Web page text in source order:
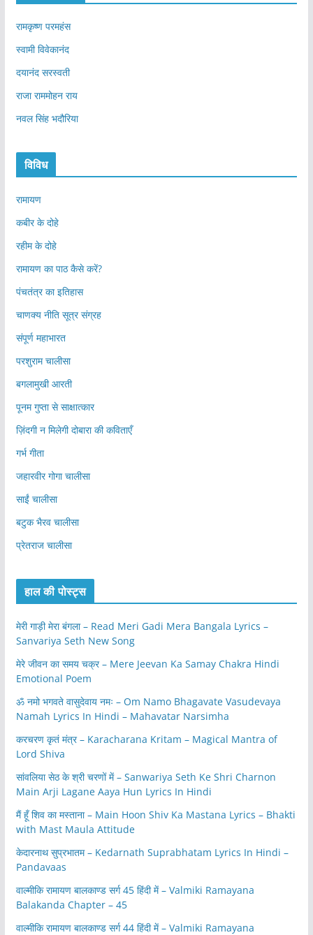
रामकृष्ण परमहंस
स्वामी विवेकानंद
दयानंद सरस्वती
राजा राममोहन राय
नवल सिंह भदौरिया
विविध
रामायण
कबीर के दोहे
रहीम के दोहे
रामायण का पाठ कैसे करें?
पंचतंत्र का इतिहास
चाणक्य नीति सूत्र संग्रह
संपूर्ण महाभारत
परशुराम चालीसा
बगलामुखी आरती
पूनम गुप्ता से साक्षात्कार
ज़िंदगी न मिलेगी दोबारा की कविताएँ
गर्भ गीता
जहारवीर गोगा चालीसा
साईं चालीसा
बटुक भैरव चालीसा
प्रेतराज चालीसा
हाल की पोस्ट्स
मेरी गाड़ी मेरा बंगला – Read Meri Gadi Mera Bangala Lyrics –
Sanvariya Seth New Song
मेरे जीवन का समय चक्र – Mere Jeevan Ka Samay Chakra Hindi
Emotional Poem
ॐ नमो भगवते वासुदेवाय नमः – Om Namo Bhagavate Vasudevaya
Namah Lyrics In Hindi – Mahavatar Narsimha
करचरण कृतं मंत्र – Karacharana Kritam – Magical Mantra of
Lord Shiva
सांवलिया सेठ के श्री चरणों में – Sanwariya Seth Ke Shri Charnon
Main Arji Lagane Aaya Hun Lyrics In Hindi
मैं हूँ शिव का मस्ताना – Main Hoon Shiv Ka Mastana Lyrics – Bhakti
with Mast Maula Attitude
केदारनाथ सुप्रभातम – Kedarnath Suprabhatam Lyrics In Hindi –
Pandavaas
वाल्मीकि रामायण बालकाण्ड सर्ग 45 हिंदी में – Valmiki Ramayana
Balakanda Chapter – 45
वाल्मीकि रामायण बालकाण्ड सर्ग 44 हिंदी में – Valmiki Ramayana